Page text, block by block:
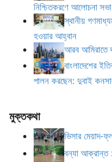
নিশ্চিতকরণে আলোচনা সভা
স্থানীয়
হওয়ার আহ্বান
আরব আমিরাতে
বাংলাদেশের
পালন করছেন: দুবাই
মুক্তকথা
ভিসার মেয়াদ-
বন্যা আক্রান্ত